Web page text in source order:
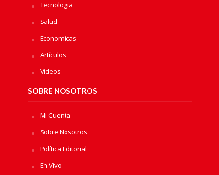
Tecnologia
Salud
Economicas
Artículos
Videos
SOBRE NOSOTROS
Mi Cuenta
Sobre Nosotros
Política Editorial
En Vivo